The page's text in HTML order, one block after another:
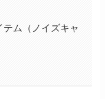
ム（ノイズキャ